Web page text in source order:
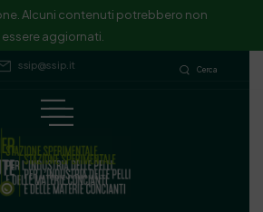
Alcuni contenuti potrebbero non
essere aggiornati.
Cerca
Alcuni contenuti potrebbero non essere
aggiornati.
ssip@ssip.it